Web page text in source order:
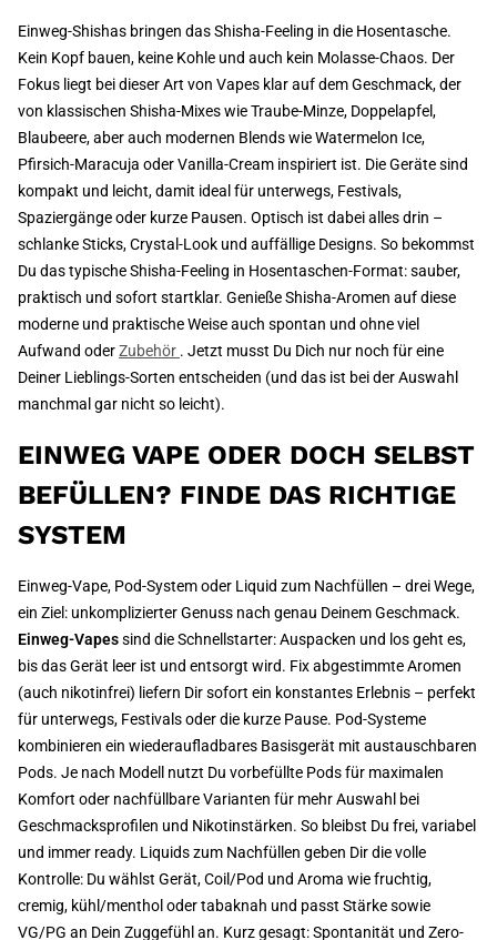
Einweg-Shishas bringen das Shisha-Feeling in die Hosentasche.
Kein Kopf bauen, keine Kohle und auch kein Molasse-Chaos. Der
Fokus liegt bei dieser Art von Vapes klar auf dem Geschmack, der
von klassischen Shisha-Mixes wie Traube-Minze, Doppelapfel,
Blaubeere, aber auch modernen Blends wie Watermelon Ice,
Pfirsich-Maracuja oder Vanilla-Cream inspiriert ist. Die Geräte sind
kompakt und leicht, damit ideal für unterwegs, Festivals,
Spaziergänge oder kurze Pausen. Optisch ist dabei alles drin –
schlanke Sticks, Crystal-Look und auffällige Designs. So bekommst
Du das typische Shisha-Feeling in Hosentaschen-Format: sauber,
praktisch und sofort startklar. Genieße Shisha-Aromen auf diese
moderne und praktische Weise auch spontan und ohne viel
Aufwand oderZubehör . Jetzt musst Du Dich nur noch für eine
Deiner Lieblings-Sorten entscheiden (und das ist bei der Auswahl
manchmal gar nicht so leicht).
EINWEG VAPE ODER DOCH SELBST
BEFÜLLEN? FINDE DAS RICHTIGE
SYSTEM
Einweg-Vape, Pod-System oder Liquid zum Nachfüllen – drei Wege,
ein Ziel: unkomplizierter Genuss nach genau Deinem Geschmack.
Einweg-Vapessind die Schnellstarter: Auspacken und los geht es,
bis das Gerät leer ist und entsorgt wird. Fix abgestimmte Aromen
(auch nikotinfrei) liefern Dir sofort ein konstantes Erlebnis – perfekt
für unterwegs, Festivals oder die kurze Pause. Pod-Systeme
kombinieren ein wiederaufladbares Basisgerät mit austauschbaren
Pods. Je nach Modell nutzt Du vorbefüllte Pods für maximalen
Komfort oder nachfüllbare Varianten für mehr Auswahl bei
Geschmacksprofilen und Nikotinstärken. So bleibst Du frei, variabel
und immer ready. Liquids zum Nachfüllen geben Dir die volle
Kontrolle: Du wählst Gerät, Coil/Pod und Aroma wie fruchtig,
cremig, kühl/menthol oder tabaknah und passt Stärke sowie
VG/PG an Dein Zuggefühl an. Kurz gesagt: Spontanität und Zero-